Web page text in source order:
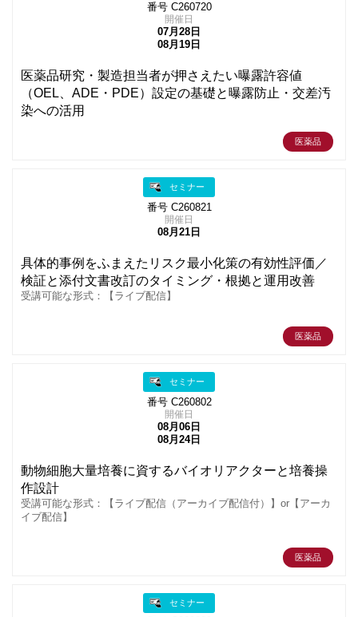
番号 C260720
開催日
07月28日
08月19日
医薬品研究・製造担当者が押さえたい曝露許容値
（OEL、ADE・PDE）設定の基礎と曝露防止・交差汚
染への活用
医薬品
セミナー
番号 C260821
開催日
08月21日
具体的事例をふまえたリスク最小化策の有効性評価／
検証と添付文書改訂のタイミング・根拠と運用改善
受講可能な形式：【ライブ配信】
医薬品
セミナー
番号 C260802
開催日
08月06日
08月24日
動物細胞大量培養に資するバイオリアクターと培養操
作設計
受講可能な形式：【ライブ配信（アーカイブ配信付）】or【アーカ
イブ配信】
医薬品
セミナー